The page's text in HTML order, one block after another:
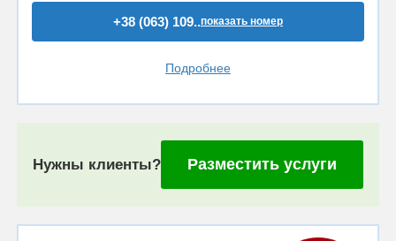
+38 (063) 109..показать номер
Подробнее
Нужны клиенты? Разместить услуги